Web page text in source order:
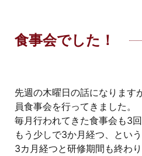
食事会でした！
先週の木曜日の話になります
員食事会を行ってきました。
毎月行われてきた食事会も3
もう少しで3か月経つ、とい
3カ月経つと研修期間も終わ